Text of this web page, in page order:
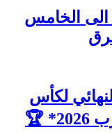
الخامس
لكأس
أمم إفريقيا للسيدات المغرب 2026* 🏆